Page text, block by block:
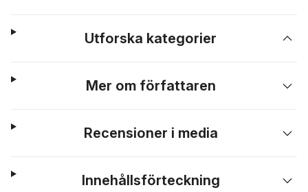
Utforska kategorier
Mer om författaren
Recensioner i media
Innehållsförteckning